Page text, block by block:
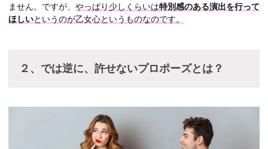
ません。ですが、 やっぱり少しくらいは特別感のある演出を行って
ほしいというのが乙女心というものなのです。
２、では逆に、許せないプロポーズとは？